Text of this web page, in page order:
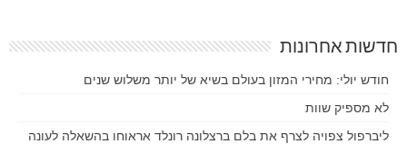
חדשות אחרונות
חודש יולי: מחירי המזון בעולם בשיא של יותר משלוש שנים
לא מספיק שוות
ליברפול צפויה לצרף את בלם ברצלונה רונלד אראוחו בהשאלה לעונה